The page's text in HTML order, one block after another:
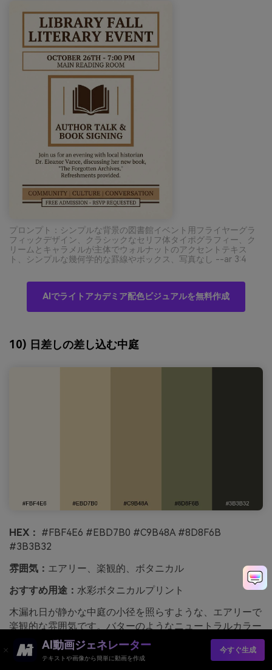
プロンプト：シンプルな背景の図書館イベント用フライヤーグラ
フィックデザイン、クラシックなセリフ体タイポグラフィー、ク
リームとキャラメルが主体でウォルナットのアクセントテキス
ト、シンプルな幾何学的な罫線やボックス、写真なし --ar 3:4
AIでライトアカデミア配色ビジュアルを無料作成
10) 日差しの差し込む中庭
HEX： #FBF4E6 #EBD7B0 #C9B48A #8D8F6B
#3B3B32
雰囲気： エアリー、楽観的、ボタニカル
おすすめ用途： 水彩ボタニカルプリント
木漏れ日が静かな中庭の小径を照らすような、エアリーで
楽観的な雰囲気です。バターのようなニュートラルカラー
が明るさを保ち、オリーブグレーが学術的で植物学的なひ
ねりを加えます。これらのライトアカデミアカラーは、プ
AI動画ジェネレーター
テキストや画像から簡単に動画を作成
今すぐ生成